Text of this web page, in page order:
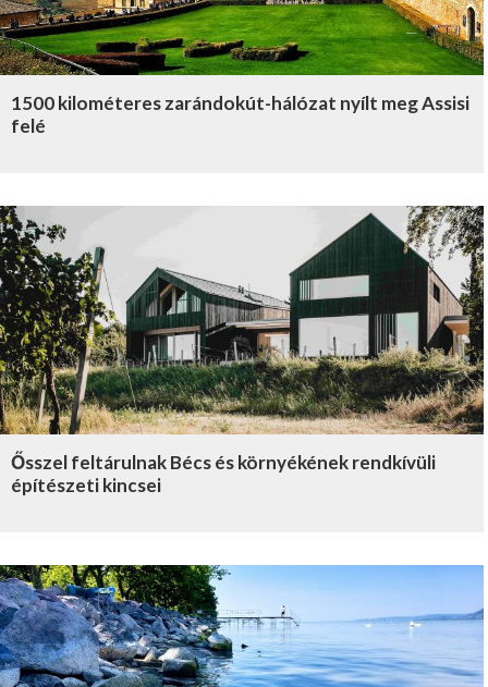
1500 kilométeres zarándokút-hálózat nyílt meg Assisi
felé
Ősszel feltárulnak Bécs és környékének rendkívüli
építészeti kincsei